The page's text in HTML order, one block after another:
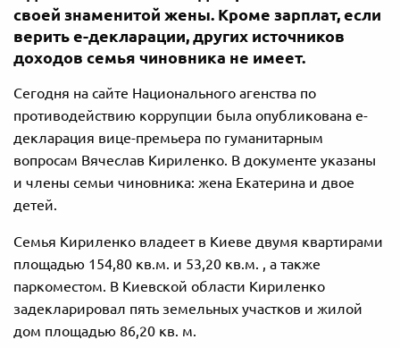
своей знаменитой жены. Кроме зарплат, если
верить е-декларации, других источников
доходов семья чиновника не имеет.
Сегодня на сайте Национального агенства по
противодействию коррупции была опубликована е-
декларация вице-премьера по гуманитарным
вопросам Вячеслав Кириленко. В документе указаны
и члены семьи чиновника: жена Екатерина и двое
детей.
Семья Кириленко владеет в Киеве двумя квартирами
площадью 154,80 кв.м. и 53,20 кв.м. , а также
паркоместом. В Киевской области Кириленко
задекларировал пять земельных участков и жилой
дом площадью 86,20 кв. м.